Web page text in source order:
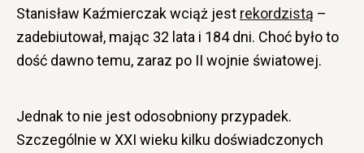
Stanisław Kaźmierczak wciąż jest rekordzistą –
zadebiutował, mając 32 lata i 184 dni. Choć było to
dość dawno temu, zaraz po II wojnie światowej.
Jednak to nie jest odosobniony przypadek.
Szczególnie w XXI wieku kilku doświadczonych